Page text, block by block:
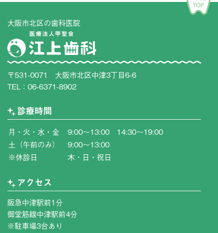
大阪市北区の歯科医院
〒531-0071 大阪市北区中津3丁目6-6
TEL： 06-6371-8902
診療時間
月・火・水・金
9:00〜13:00 14:30〜19:00
土（午前のみ）
9:00〜13:00
※休診日
木・日・祝日
アクセス
阪急中津駅前1分
御堂筋線中津駅前4分
※駐車場3台あり